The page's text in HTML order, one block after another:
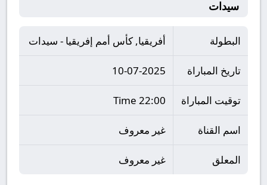
سيدات
البطولة أفريقيا, كأس أمم إفريقيا - سيدات
تاريخ المباراة 10-07-2025
توقيت المباراة 22:00 Time
اسم القناة غير معروف
المعلق غير معروف